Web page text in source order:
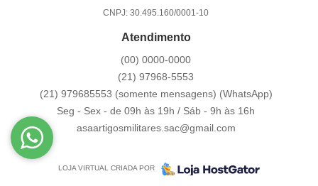
CNPJ: 30.495.160/0001-10
Atendimento
(00) 0000-0000
(21) 97968-5553
(21) 979685553 (somente mensagens) (WhatsApp)
Seg - Sex - de 09h às 19h / Sáb - 9h às 16h
asaartigosmilitares.sac@gmail.com
LOJA VIRTUAL CRIADA POR